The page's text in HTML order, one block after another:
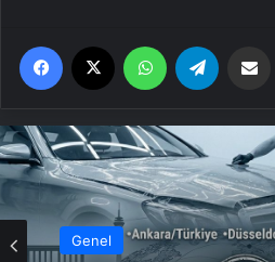
Facebook WhatsApp
Genel